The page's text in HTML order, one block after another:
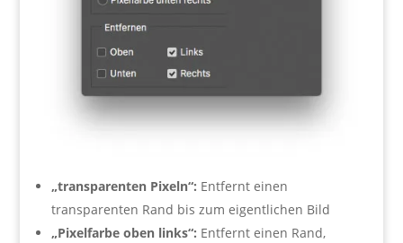
„transparenten Pixeln“: Entfernt einen
transparenten Rand bis zum eigentlichen Bild
„Pixelfarbe oben links“: Entfernt einen Rand,